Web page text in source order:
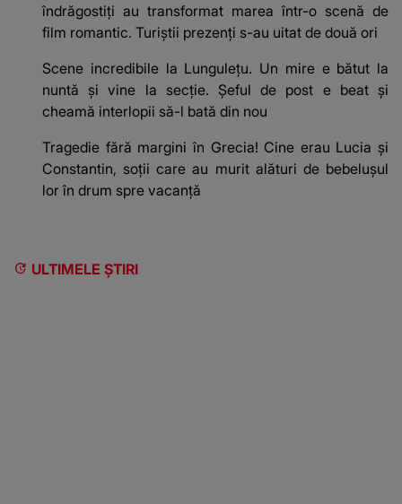
îndrăgostiți au transformat marea într-o scenă de
film romantic. Turiștii prezenți s-au uitat de două ori
Scene incredibile la Lungulețu. Un mire e bătut la
nuntă și vine la secție. Șeful de post e beat și
cheamă interlopii să-l bată din nou
Tragedie fără margini în Grecia! Cine erau Lucia și
Constantin, soții care au murit alături de bebelușul
lor în drum spre vacanță
ULTIMELE ȘTIRI